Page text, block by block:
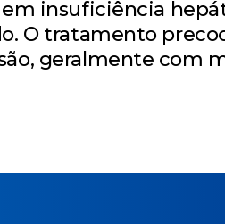
insuficiência
O tratamento
geralmente com